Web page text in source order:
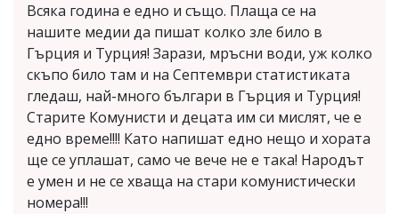
Всяка година е едно и също. Плаща се на
нашите медии да пишат колко зле било в
Гърция и Турция! Зарази, мръсни води, уж колко
скъпо било там и на Септември статистиката
гледаш, най-много българи в Гърция и Турция!
Старите Комунисти и децата им си мислят, че е
едно време!!!! Като напишат едно нещо и хората
ще се уплашат, само че вече не е така! Народът
е умен и не се хваща на стари комунистически
номера!!!